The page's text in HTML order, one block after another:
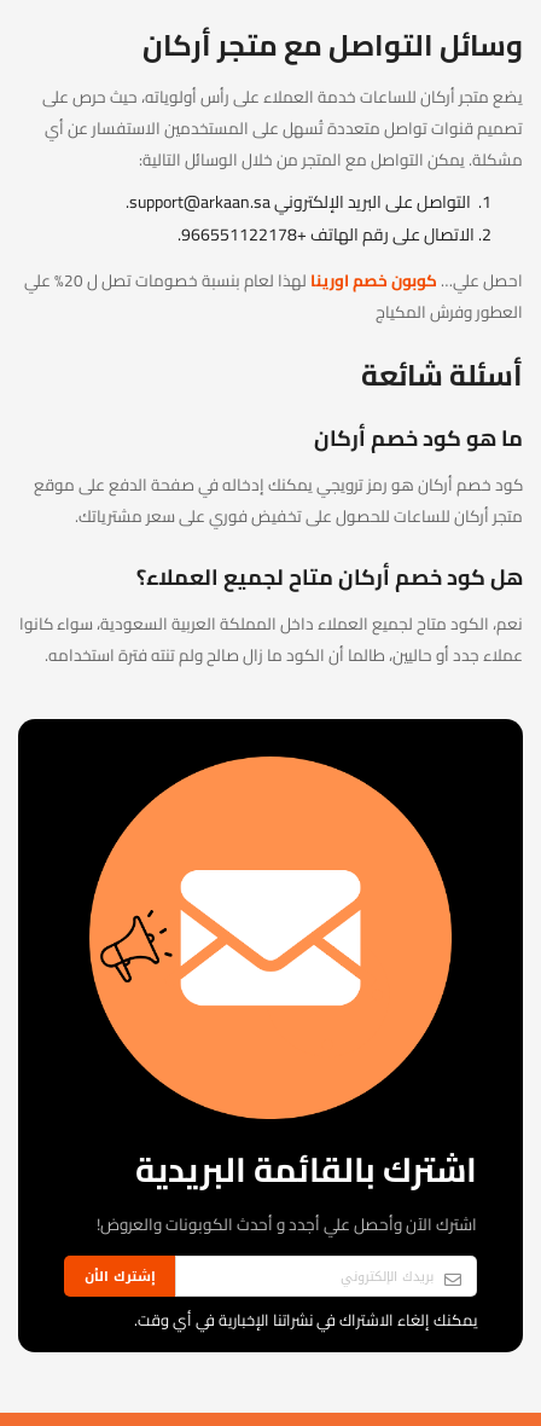
وسائل التواصل مع متجر أركان
يضع متجر أركان للساعات خدمة العملاء على رأس أولوياته، حيث حرص على
تصميم قنوات تواصل متعددة تُسهل على المستخدمين الاستفسار عن أي
مشكلة. يمكن التواصل مع المتجر من خلال الوسائل التالية:
التواصل على البريد الإلكترونيsupport@arkaan.sa
.
الاتصال على رقم الهاتف +966551122178.
احصل علي…كوبون خصم اورينا
لهذا لعام بنسبة خصومات تصل ل 20% علي
العطور وفرش المكياج
أسئلة شائعة
ما هو كود خصم أركان
كود خصم أركان هو رمز ترويجي يمكنك إدخاله في صفحة الدفع على موقع
متجر أركان للساعات للحصول على تخفيض فوري على سعر مشترياتك.
هل كود خصم أركان متاح لجميع العملاء؟
نعم، الكود متاح لجميع العملاء داخل المملكة العربية السعودية، سواء كانوا
عملاء جدد أو حاليين، طالما أن الكود ما زال صالح ولم تنته فترة استخدامه.
اشترك بالقائمة البريدية
اشترك الآن وأحصل علي أجدد و أحدث الكوبونات والعروض!
إشترك الأن
يمكنك إلغاء الاشتراك في نشراتنا الإخبارية في أي وقت.